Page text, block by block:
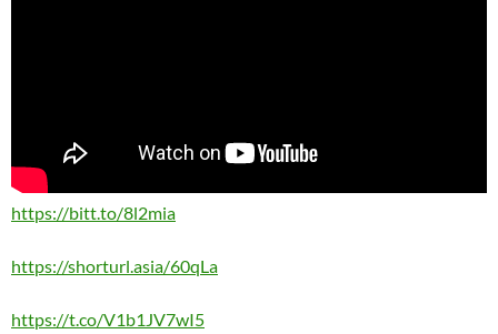
https://bitt.to/8l2mia
https://shorturl.asia/60qLa
https://t.co/V1b1JV7wI5